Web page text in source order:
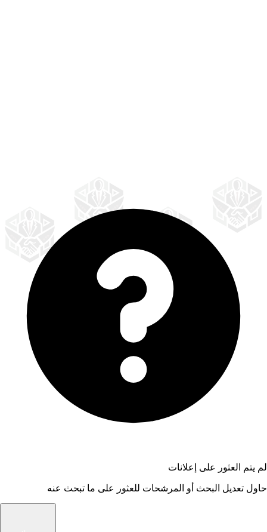
لم يتم العثور على إعلانات
حاول تعديل البحث أو المرشحات للعثور على ما تبحث عنه